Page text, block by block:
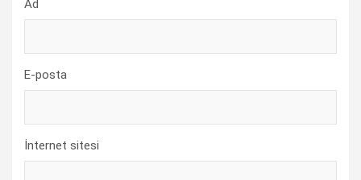
Ad
E-posta
İnternet sitesi